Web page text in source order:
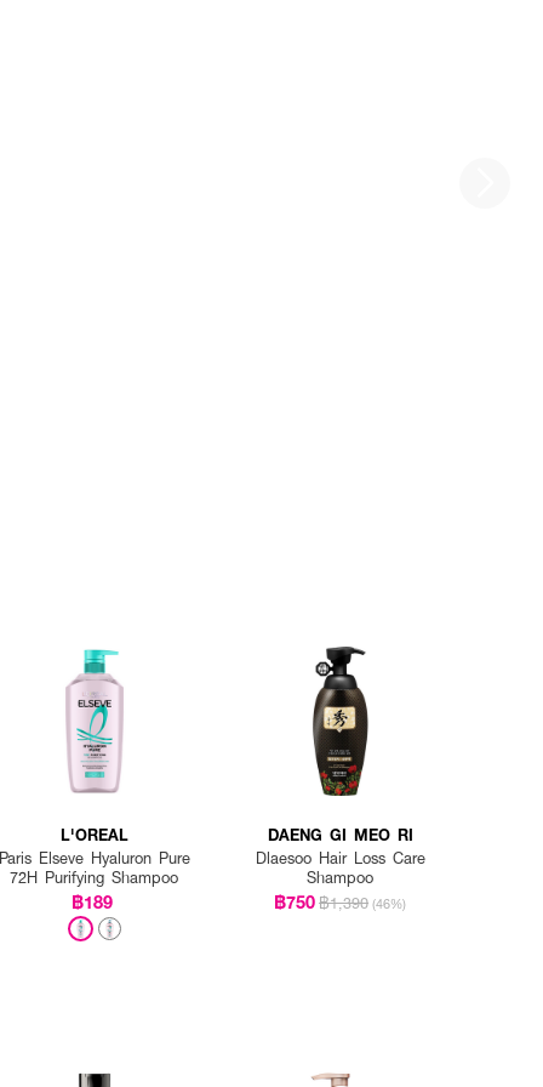
L'OREAL
Elseve Hyaluron Pure
72H Purifying Shampoo
฿189
DAENG GI MEO RI
Dlaesoo Hair Loss Care
Shampoo
฿750฿1,390 (46%)